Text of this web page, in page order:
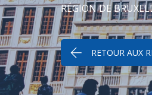
RÉGION DE
RETOUR AUX